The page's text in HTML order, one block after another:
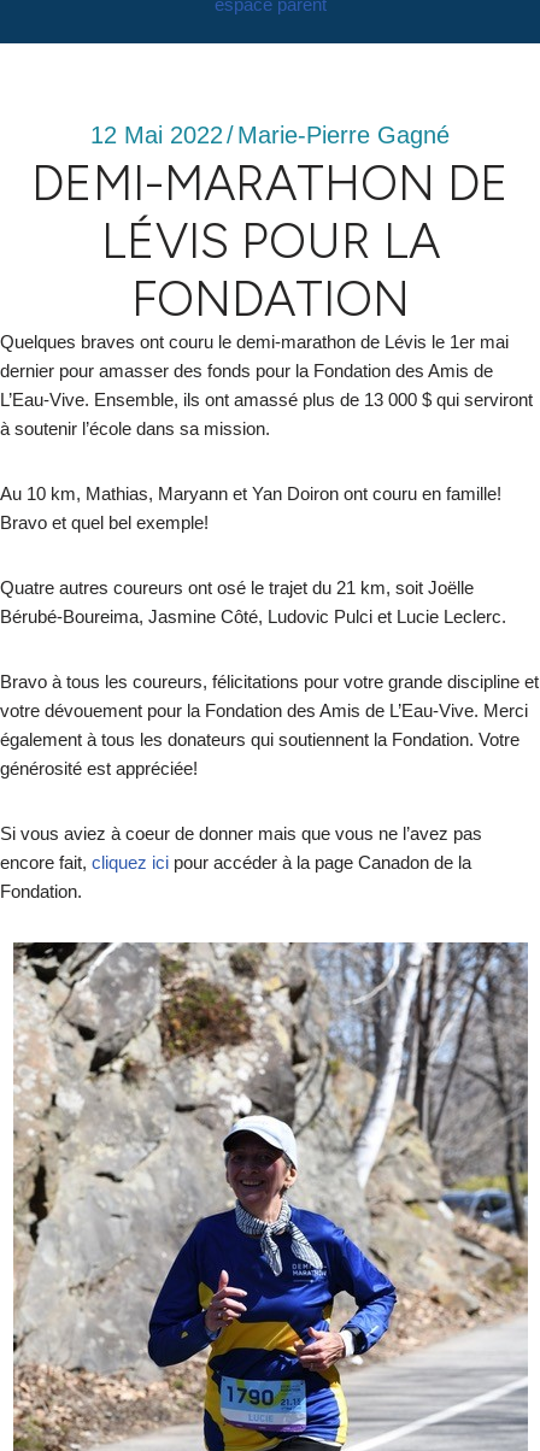
12 Mai 2022/Marie-Pierre Gagné
DEMI-MARATHON DE
LÉVIS POUR LA
FONDATION
Quelques braves ont couru le demi-marathon de Lévis le 1er mai
dernier pour amasser des fonds pour la Fondation des Amis de
L’Eau-Vive. Ensemble, ils ont amassé plus de 13 000 $ qui serviront
à soutenir l’école dans sa mission.
Au 10 km, Mathias, Maryann et Yan Doiron ont couru en famille!
Bravo et quel bel exemple!
Quatre autres coureurs ont osé le trajet du 21 km, soit Joëlle
Bérubé-Boureima, Jasmine Côté, Ludovic Pulci et Lucie Leclerc.
Bravo à tous les coureurs, félicitations pour votre grande discipline et
votre dévouement pour la Fondation des Amis de L’Eau-Vive. Merci
également à tous les donateurs qui soutiennent la Fondation. Votre
générosité est appréciée!
Si vous aviez à coeur de donner mais que vous ne l’avez pas
encore fait, cliquez ici pour accéder à la page Canadon de la
Fondation.